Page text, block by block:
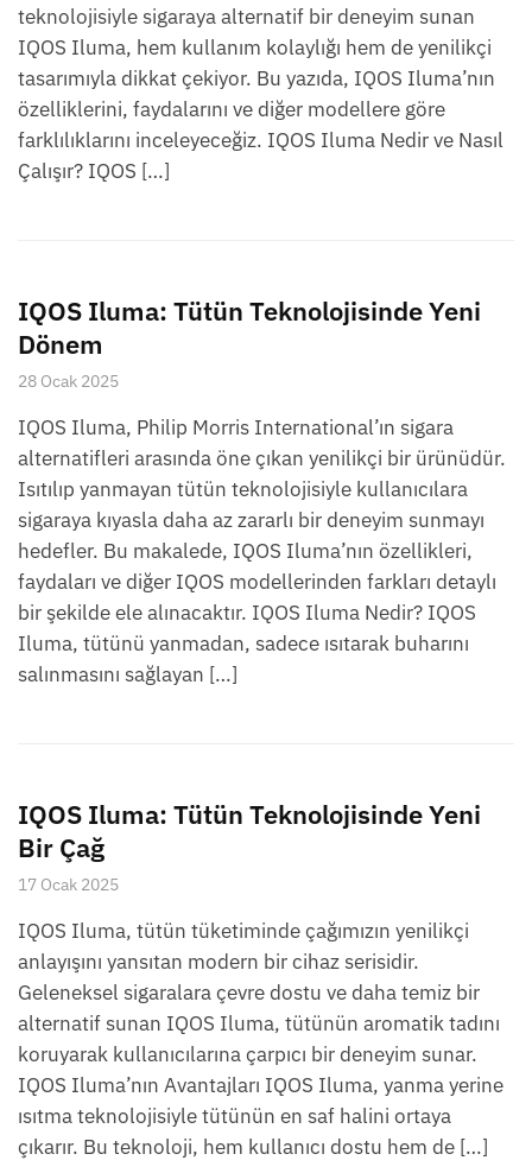
teknolojisiyle sigaraya alternatif bir deneyim sunan
IQOS Iluma, hem kullanım kolaylığı hem de yenilikçi
tasarımıyla dikkat çekiyor. Bu yazıda, IQOS Iluma’nın
özelliklerini, faydalarını ve diğer modellere göre
farklılıklarını inceleyeceğiz. IQOS Iluma Nedir ve Nasıl
Çalışır? IQOS […]
IQOS Iluma: Tütün Teknolojisinde Yeni
Dönem
28 Ocak 2025
IQOS Iluma, Philip Morris International’ın sigara
alternatifleri arasında öne çıkan yenilikçi bir ürünüdür.
Isıtılıp yanmayan tütün teknolojisiyle kullanıcılara
sigaraya kıyasla daha az zararlı bir deneyim sunmayı
hedefler. Bu makalede, IQOS Iluma’nın özellikleri,
faydaları ve diğer IQOS modellerinden farkları detaylı
bir şekilde ele alınacaktır. IQOS Iluma Nedir? IQOS
Iluma, tütünü yanmadan, sadece ısıtarak buharını
salınmasını sağlayan […]
IQOS Iluma: Tütün Teknolojisinde Yeni
Bir Çağ
17 Ocak 2025
IQOS Iluma, tütün tüketiminde çağımızın yenilikçi
anlayışını yansıtan modern bir cihaz serisidir.
Geleneksel sigaralara çevre dostu ve daha temiz bir
alternatif sunan IQOS Iluma, tütünün aromatik tadını
koruyarak kullanıcılarına çarpıcı bir deneyim sunar.
IQOS Iluma’nın Avantajları IQOS Iluma, yanma yerine
ısıtma teknolojisiyle tütünün en saf halini ortaya
çıkarır. Bu teknoloji, hem kullanıcı dostu hem de […]